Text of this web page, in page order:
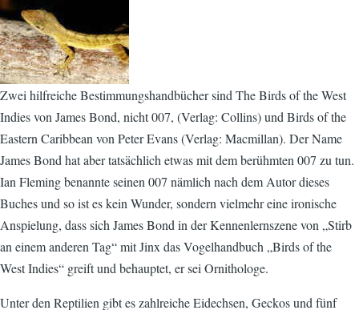
Zwei hilfreiche Bestimmungshandbücher sind The Birds of the West
Indies von James Bond, nicht 007, (Verlag: Collins) und Birds of the
Eastern Caribbean von Peter Evans (Verlag: Macmillan). Der Name
James Bond hat aber tatsächlich etwas mit dem berühmten 007 zu tun.
Ian Fleming benannte seinen 007 nämlich nach dem Autor dieses
Buches und so ist es kein Wunder, sondern vielmehr eine ironische
Anspielung, dass sich James Bond in der Kennenlernszene von „Stirb
an einem anderen Tag“ mit Jinx das Vogelhandbuch „Birds of the
West Indies“ greift und behauptet, er sei Ornithologe.
Unter den Reptilien gibt es zahlreiche Eidechsen, Geckos und fünf